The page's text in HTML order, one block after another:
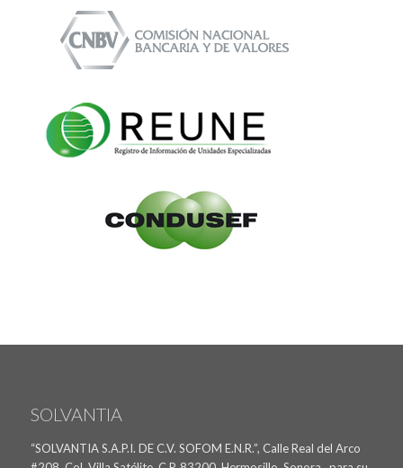
SOLVANTIA
“SOLVANTIA S.A.P.I. DE C.V. SOFOM E.N.R.”, Calle Real del Arco